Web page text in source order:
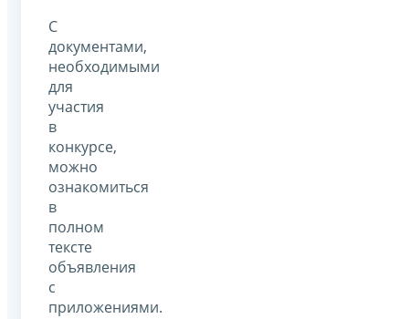
С
документами,
необходимыми
для
участия
в
конкурсе,
можно
ознакомиться
в
полном
тексте
объявления
с
приложениями.